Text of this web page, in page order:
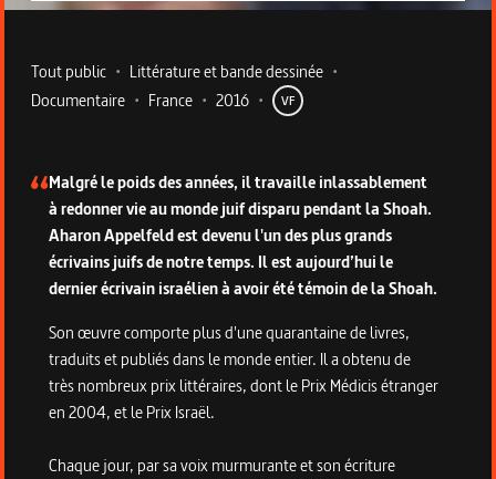
Metadata du programme
Tout public • Littérature et bande dessinée •
Documentaire • France • 2016 • VF
Malgré le poids des années, il travaille inlassablement
à redonner vie au monde juif disparu pendant la Shoah.
Aharon Appelfeld est devenu l'un des plus grands
écrivains juifs de notre temps. Il est aujourd’hui le
dernier écrivain israélien à avoir été témoin de la Shoah.
Son œuvre comporte plus d'une quarantaine de livres,
traduits et publiés dans le monde entier. Il a obtenu de
très nombreux prix littéraires, dont le Prix Médicis étranger
en 2004, et le Prix Israël.
Chaque jour, par sa voix murmurante et son écriture